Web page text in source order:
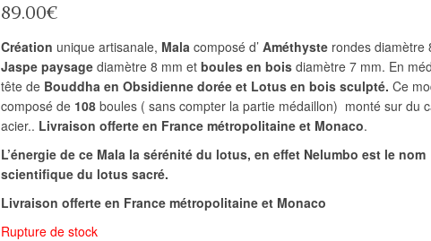
89.00€
Création unique artisanale, Mala composé d’Améthyste rondes diamètre
Jaspe paysage diamètre 8 mm etboules en bois diamètre 7 mm. En
tête de Bouddha en Obsidienne dorée et Lotus en bois sculpté. Ce
composé de 108 boules ( sans compter la partie médaillon) monté sur du
acier.. Livraison offerte en France métropolitaine et Monaco.
L’énergie de ce Mala la sérénité du lotus, en effet Nelumbo est le nom
scientifique du lotus sacré.
Livraison offerte en France métropolitaine et Monaco
Rupture de stock